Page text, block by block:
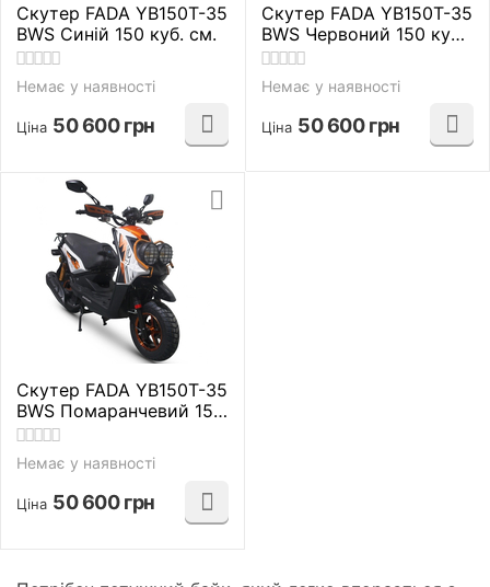
Скутер FADA YB150T-35
BWS Синій 150 куб. см.
Немає у наявності
Ціна 50 600 грн
Скутер FADA YB150T-35
BWS Червоний 150 куб.
см.
Немає у наявності
Ціна 50 600 грн
Скутер FADA YB150T-35
BWS Помаранчевий 150
куб. см.
Немає у наявності
Ціна 50 600 грн